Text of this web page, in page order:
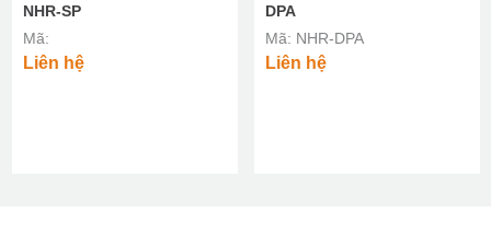
NHR-SP
Mã:
Liên hệ
DPA
Mã: NHR-DPA
Liên hệ